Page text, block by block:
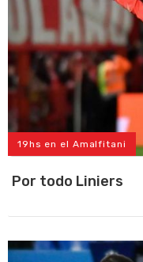
19hs en el Amalfitani
Por todo Liniers